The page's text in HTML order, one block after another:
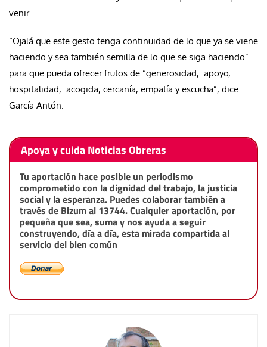
venir.
“Ojalá que este gesto tenga continuidad de lo que ya se viene
haciendo y sea también semilla de lo que se siga haciendo”
para que pueda ofrecer frutos de “generosidad, apoyo,
hospitalidad, acogida, cercanía, empatía y escucha”, dice
García Antón.
Apoya y cuida Noticias Obreras
Tu aportación hace posible un periodismo
comprometido con la dignidad del trabajo, la justicia
social y la esperanza. Puedes colaborar también a
través de Bizum al 13744. Cualquier aportación, por
pequeña que sea, suma y nos ayuda a seguir
construyendo, día a día, esta mirada compartida al
servicio del bien común